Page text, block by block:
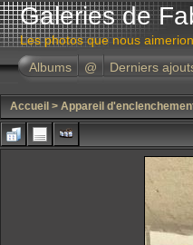
Galeries de
Les photos que nous
Albums
@ Derniers
Accueil > Appareil